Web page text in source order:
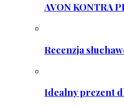
AVON KONTRA
Recenzja
Idealny prezent